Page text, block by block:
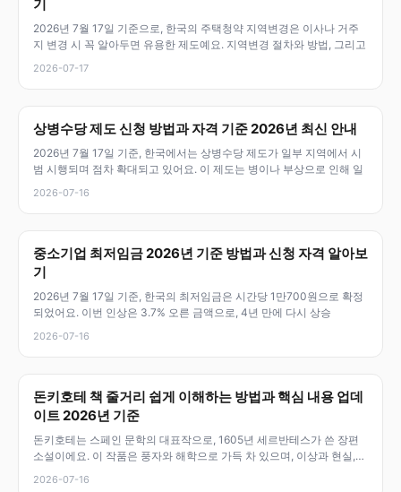
기
2026년 7월 17일 기준으로, 한국의 주택청약 지역변경은 이사나 거주
지 변경 시 꼭 알아두면 유용한 제도예요. 지역변경 절차와 방법, 그리고
2026-07-17
상병수당 제도 신청 방법과 자격 기준 2026년 최신 안내
2026년 7월 17일 기준, 한국에서는 상병수당 제도가 일부 지역에서 시
범 시행되며 점차 확대되고 있어요. 이 제도는 병이나 부상으로 인해 일
2026-07-16
중소기업 최저임금 2026년 기준 방법과 신청 자격 알아보
기
2026년 7월 17일 기준, 한국의 최저임금은 시간당 1만700원으로 확정
되었어요. 이번 인상은 3.7% 오른 금액으로, 4년 만에 다시 상승
2026-07-16
돈키호테 책 줄거리 쉽게 이해하는 방법과 핵심 내용 업데
이트 2026년 기준
돈키호테는 스페인 문학의 대표작으로, 1605년 세르반테스가 쓴 장편
소설이에요. 이 작품은 풍자와 해학으로 가득 차 있으며, 이상과 현실,
2026-07-16